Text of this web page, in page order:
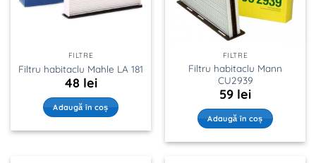
FILTRE
Filtru habitaclu Mahle LA 181
48 lei
Adaugă în coș
FILTRE
Filtru habitaclu Mann
CU2939
59 lei
Adaugă în coș